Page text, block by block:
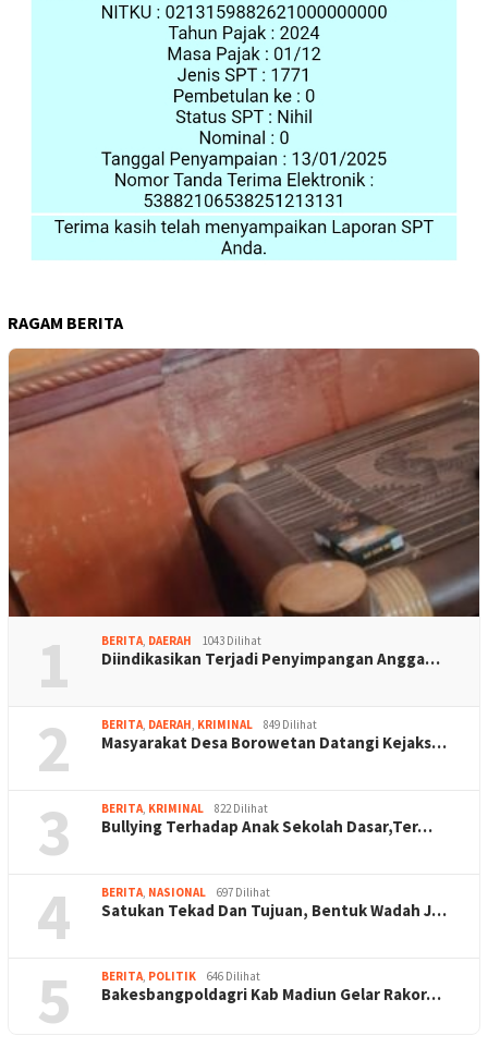
RAGAM BERITA
1 BERITA, DAERAH 1043 Dilihat
Diindikasikan Terjadi Penyimpangan Angga…
2 BERITA, DAERAH, KRIMINAL 849 Dilihat
Masyarakat Desa Borowetan Datangi Kejaks…
3 BERITA, KRIMINAL 822 Dilihat
Bullying Terhadap Anak Sekolah Dasar,Ter…
4 BERITA, NASIONAL 697 Dilihat
Satukan Tekad Dan Tujuan, Bentuk Wadah J…
5 BERITA, POLITIK 646 Dilihat
Bakesbangpoldagri Kab Madiun Gelar Rakor…